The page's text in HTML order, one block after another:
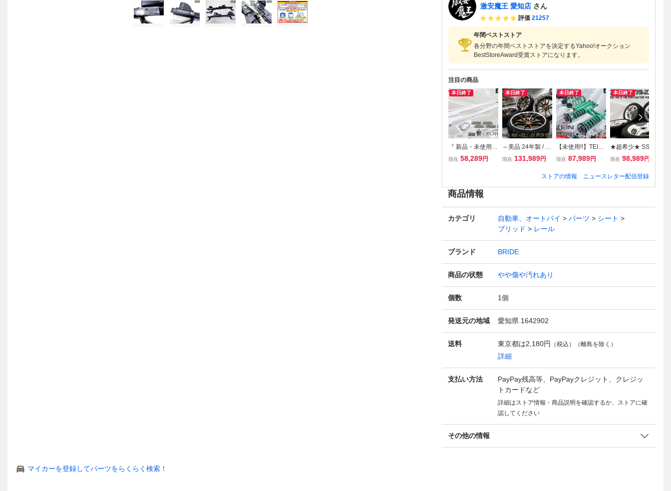
激安魔王 愛知店 さん
評価 21257
年間ベストストア
各分野の年間ベストストアを決定するYahoo!オークション
BestStoreAward受賞ストアになります。
注目の商品
本日終了
『 新品・未使用
品！ 』 TRD トヨ
ラウン 前期 サイ
30009
現在 58,289円
本日終了
～美品 24年製 / バ
リ山タイヤ付～ K
ング VERZ ベルズ
現在 131,989円
本日終了
【未使用!!】TEIN
テイン STREET A
iQ KGJ10 NGJ10
現在 87,989円
本日終了
★超希少★ SSR
スピードスター T
インチ 6.5J +42 7
現在 98,989円
ストアの情報 ニュースレター配信登録
商品情報
カテゴリ 自動車、オートバイ パーツ
シート
ブリッド
レール
ブランド BRIDE
商品の状態 やや傷や汚れあり
個数 1個
発送元の地域 愛知県 1642902
送料 東京都は2,180円 （税込）（離島を除く）
詳細
支払い方法
PayPay残高等、PayPayクレジット、クレジッ
トカードなど
詳細はストア情報・商品説明を確認するか、ストアに確
認してください
その他の情報
マイカーを登録してパーツをらくらく検索！